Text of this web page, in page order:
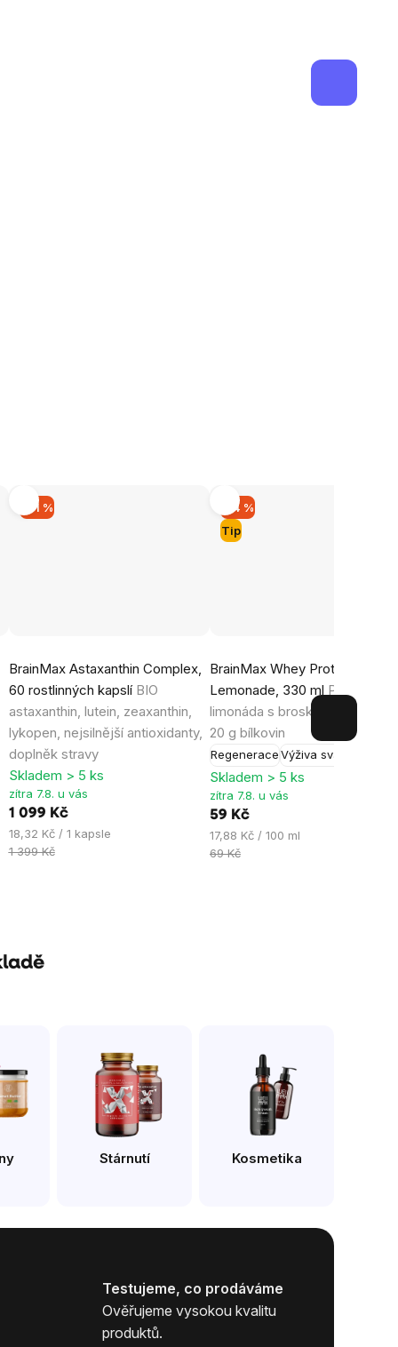
–21 %
BrainMax Astaxanthin Complex,
60 rostlinných kapslí BIO
astaxanthin, lutein, zeaxanthin,
lykopen, nejsilnější antioxidanty,
doplněk stravy
hodnocení
produktu
je
5,0
z
5
hvězdiček.
Skladem > 5 ks
zítra 7.8. u vás
1 099 Kč
Měrná
cena:
18,32 Kč / 1 kapsle
1 399 Kč
Tip
–14 %
BrainMax Whey Protein
Lemonade, 330 ml Proteinová
limonáda s broskvovou
20 g bílkovin
RegeneraceVýživa svalů
hodnocení
produktu
je
4,8
z
5
hvězdiček.
Skladem > 5 ks
zítra 7.8. u vás
59 Kč
Měrná
cena:
17,88 Kč / 100 ml
69 Kč
Stárnutí Kosmetika
Testujeme, co prodáváme
Ověřujeme vysokou kvalitu
produktů.